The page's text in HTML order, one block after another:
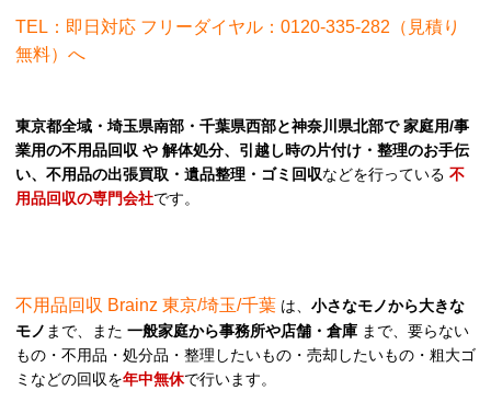
TEL：即日対応 フリーダイヤル：0120-335-282（見積り
無料）へ
東京都全域・埼玉県南部・千葉県西部と神奈川県北部で 家庭用/事
業用の不用品回収 や 解体処分、引越し時の片付け・整理のお手伝
い、不用品の出張買取・遺品整理・ゴミ回収などを行っている 不
用品回収の専門会社です。
不用品回収 Brainz 東京/埼玉/千葉 は、 小さなモノから大きな
モノ まで、また 一般家庭から事務所や店舗・倉庫 まで、要らない
もの・不用品・処分品・整理したいもの・売却したいもの・粗大ゴ
ミなどの回収を年中無休で行います。